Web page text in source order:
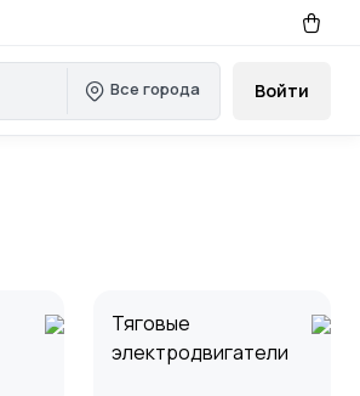
Все города Войти
Тяговые
электродвигатели